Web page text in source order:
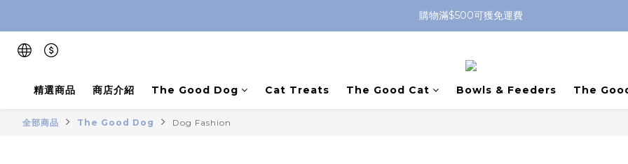
購物滿$500可獲免運費
精選商品 商店介紹 The Good Dog Cat Treats The Good Cat Bowls & Feeders The
全部商品 The Good Dog Dog Fashion